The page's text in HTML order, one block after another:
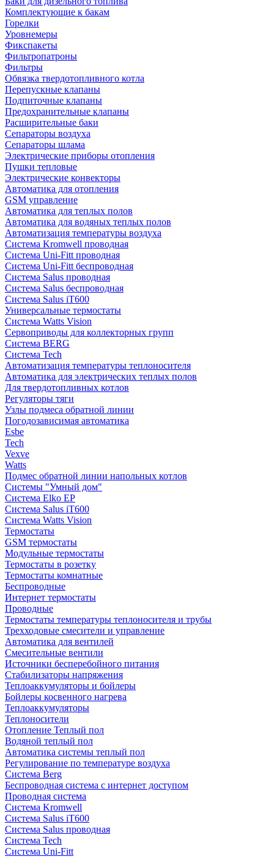
Комплектующие к бакам
Горелки
Уровнемеры
Фикспакеты
Фильтропатроны
Фильтры
Обвязка твердотопливного котла
Перепускные клапаны
Подпиточные клапаны
Предохранительные клапаны
Расширительные баки
Сепараторы воздуха
Сепараторы шлама
Электрические приборы отопления
Пушки тепловые
Электрические конвекторы
Автоматика для отопления
GSM управление
Автоматика для теплых полов
Автоматика для водяных теплых полов
Автоматизация температуры воздуха
Система Kromwell проводная
Система Uni-Fitt проводная
Система Uni-Fitt беспроводная
Система Salus проводная
Система Salus беспроводная
Система Salus iT600
Универсальные термостаты
Система Watts Vision
Сервоприводы для коллекторных групп
Система BERG
Система Tech
Автоматизация температуры теплоносителя
Автоматика для электрических теплых полов
Для твердотопливных котлов
Регуляторы тяги
Узлы подмеса обратной линии
Погодозависимая автоматика
Esbe
Tech
Vexve
Watts
Подмес обратной линии напольных котлов
Системы "Умный дом"
Система Elko EP
Система Salus iT600
Система Watts Vision
Термостаты
GSM термостаты
Модульные термостаты
Термостаты в розетку
Термостаты комнатные
Беспроводные
Интернет термостаты
Проводные
Термостаты температуры теплоносителя и трубы
Трехходовые смесители и управление
Автоматика для вентилей
Смесительные вентили
Источники бесперебойного питания
Стабилизаторы напряжения
Теплоаккумуляторы и бойлеры
Бойлеры косвенного нагрева
Теплоаккумуляторы
Теплоносители
Отопление Теплый пол
Водяной теплый пол
Автоматика системы теплый пол
Регулирование по температуре воздуха
Система Berg
Беспроводная система с интернет доступом
Проводная система
Система Kromwell
Система Salus iT600
Система Salus проводная
Система Tech
Система Uni-Fitt